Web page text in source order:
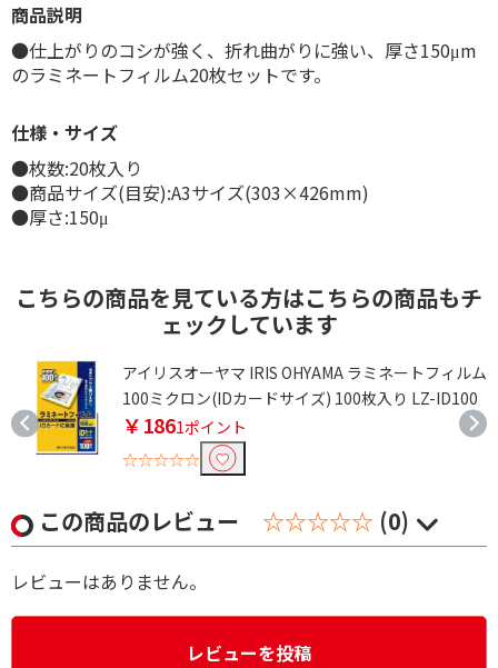
商品説明
●仕上がりのコシが強く、折れ曲がりに強い、厚さ150μm
のラミネートフィルム20枚セットです。
仕様・サイズ
●枚数:20枚入り
●商品サイズ(目安):A3サイズ(303×426mm)
●厚さ:150μ
こちらの商品を見ている方はこちらの商品もチ
ェックしています
アイリスオーヤマ IRIS OHYAMA ラミネートフィルム
100ミクロン(IDカードサイズ) 100枚入り LZ-ID100
￥1861ポイント
☆☆☆☆☆
この商品のレビュー ☆☆☆☆☆ (0)
レビューはありません。
レビューを投稿